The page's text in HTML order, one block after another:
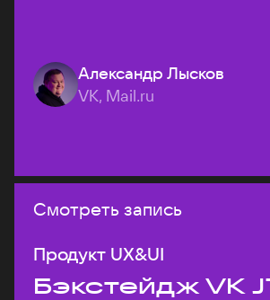
Александр Лысков
VK, Mail.ru
Смотреть запись
Продукт UX&UI
Бэкстейдж VK